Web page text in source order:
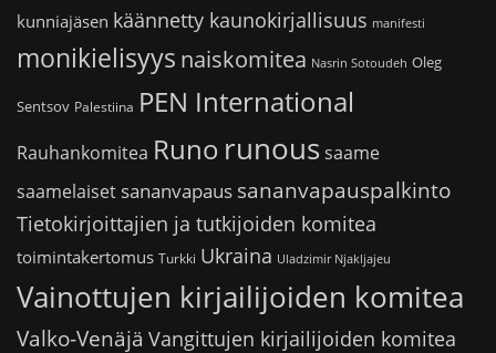
kunniajäsen käännetty kaunokirjallisuus manifesti
monikielisyys naiskomitea Nasrin Sotoudeh Oleg
Sentsov Palestiina PEN International
Rauhankomitea Runo runoussaame
saamelaiset sananvapaus sananvapauspalkinto
Tietokirjoittajien ja tutkijoiden komitea
toimintakertomus Turkki Ukraina Uladzimir Njakljajeu
Vainottujen kirjailijoiden komitea
Valko-Venäjä Vangittujen kirjailijoiden komitea